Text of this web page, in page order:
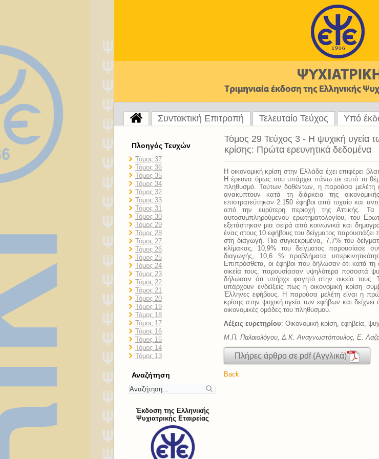
Συντακτική Επιτροπή Τελευταίο Τεύχος Υπό
Πλοηγός Τευχών
Τόμος 37
Τόμος 36
Τόμος 35
Τόμος 34
Τόμος 32
Τόμος 33
Τόμος 31
Τόμος 30
Τόμος 29
Τόμος 28
Τόμος 27
Τόμος 26
Τόμος 25
Τόμος 24
Τόμος 23
Τόμος 22
Τόμος 21
Τόμος 20
Τόμος 19
Τόμος 18
Τόμος 17
Τόμος 16
Τόμος 15
Τόμος 14
Τόμος 13
Αναζήτηση
Έκδοση της Ελληνικής
Ψυχιατρικής Εταιρείας
Τόμος 29 Τεύχος 3 - H ψυχική υγεία
κρίσης: Πρώτα ερευνητικά δεδομένα
Η οικονομική κρίση στην Ελλάδα έχει επιφέρει
Η έρευνα όμως που υπάρχει πάνω σε αυτό το
πληθυσμό. Τούτων δοθέντων, η παρούσα μελέτη
ανακύπτουν κατά τη διάρκεια της
επιστρατεύτηκαν 2.150 έφηβοι από τυχαίο και
από την ευρύτερη περιοχή της Αττικής.
αυτοσυμπληρούμενου ερωτηματολογίου, του
εξετάστηκαν μια σειρά από κοινωνικά και
ένας στους 10 εφήβους του δείγματος
στη διαγωγή. Πιο συγκεκριμένα, 7,7% του
κλίμακας, 10,9% του δείγματος παρουσίασε
διαγωγής, 10,6 % προβλήματα
Επιπρόσθετα, οι έφηβοι που δήλωσαν ότι κατά τη
οικεία τους, παρουσίασαν υψηλότερα ποσοστά
δήλωσαν ότι υπήρχε φαγητό στην οικεία τους.
υπάρχουν ενδείξεις πως η οικονομική κρίση
Έλληνες εφήβους. Η παρούσα μελέτη είναι η
κρίσης στην ψυχική υγεία των εφήβων και δείχνει
οικονομικές ομάδες του πληθυσμού.
Λέξεις ευρετηρίου: Οικονομική κρίση, εφηβεία,
M.Π. Παλαιολόγου, Δ.Κ. Αναγνωστόπουλος, Ε.
Πλήρες άρθρο σε pdf (Αγγλικά)
Back